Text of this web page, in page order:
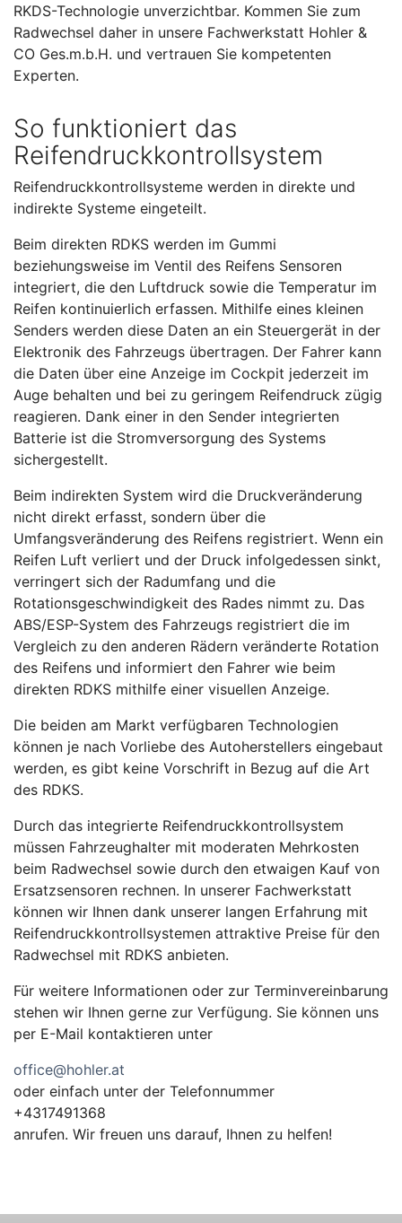
RKDS-Technologie unverzichtbar. Kommen Sie zum
Radwechsel daher in unsere Fachwerkstatt Hohler &
CO Ges.m.b.H. und vertrauen Sie kompetenten
Experten.
So funktioniert das
Reifendruckkontrollsystem
Reifendruckkontrollsysteme werden in direkte und
indirekte Systeme eingeteilt.
Beim direkten RDKS werden im Gummi
beziehungsweise im Ventil des Reifens Sensoren
integriert, die den Luftdruck sowie die Temperatur im
Reifen kontinuierlich erfassen. Mithilfe eines kleinen
Senders werden diese Daten an ein Steuergerät in der
Elektronik des Fahrzeugs übertragen. Der Fahrer kann
die Daten über eine Anzeige im Cockpit jederzeit im
Auge behalten und bei zu geringem Reifendruck zügig
reagieren. Dank einer in den Sender integrierten
Batterie ist die Stromversorgung des Systems
sichergestellt.
Beim indirekten System wird die Druckveränderung
nicht direkt erfasst, sondern über die
Umfangsveränderung des Reifens registriert. Wenn ein
Reifen Luft verliert und der Druck infolgedessen sinkt,
verringert sich der Radumfang und die
Rotationsgeschwindigkeit des Rades nimmt zu. Das
ABS/ESP-System des Fahrzeugs registriert die im
Vergleich zu den anderen Rädern veränderte Rotation
des Reifens und informiert den Fahrer wie beim
direkten RDKS mithilfe einer visuellen Anzeige.
Die beiden am Markt verfügbaren Technologien
können je nach Vorliebe des Autoherstellers eingebaut
werden, es gibt keine Vorschrift in Bezug auf die Art
des RDKS.
Durch das integrierte Reifendruckkontrollsystem
müssen Fahrzeughalter mit moderaten Mehrkosten
beim Radwechsel sowie durch den etwaigen Kauf von
Ersatzsensoren rechnen. In unserer Fachwerkstatt
können wir Ihnen dank unserer langen Erfahrung mit
Reifendruckkontrollsystemen attraktive Preise für den
Radwechsel mit RDKS anbieten.
Für weitere Informationen oder zur Terminvereinbarung
stehen wir Ihnen gerne zur Verfügung. Sie können uns
per E-Mail kontaktieren unter
office@hohler.at
oder einfach unter der Telefonnummer
+4317491368
anrufen. Wir freuen uns darauf, Ihnen zu helfen!